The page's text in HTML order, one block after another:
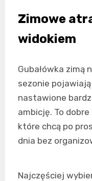
Zimowe
widokiem
Gubałówka zimą
sezonie
nastawione
ambicję. To
które chcą po
dnia bez
Najczęściej